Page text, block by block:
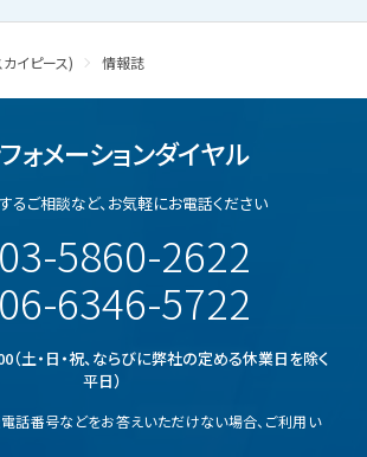
イピース) 情報誌
ォメーションダイヤル
るご相談など、お気軽にお電話ください
03-5860-2622
06-6346-5722
00（土・日・祝、ならびに弊社の定める休業日を除く
平日）
話番号などをお答えいただけない場合、ご利用い